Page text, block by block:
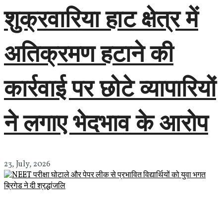
शुक्रवारिया हाट क्षेत्र में
अतिक्रमण हटाने की
कार्रवाई पर छोटे व्यापारियों
ने लगाए भेदभाव के आरोप
23, July, 2026